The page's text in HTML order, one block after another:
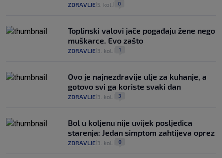
ZDRAVLJE 5. kol. 0
Toplinski valovi jače pogađaju žene nego
muškarce. Evo zašto
ZDRAVLJE 3. kol. 1
Ovo je najnezdravije ulje za kuhanje, a
gotovo svi ga koriste svaki dan
ZDRAVLJE 3. kol. 3
Bol u koljenu nije uvijek posljedica
starenja: Jedan simptom zahtijeva oprez
ZDRAVLJE 3. kol. 0